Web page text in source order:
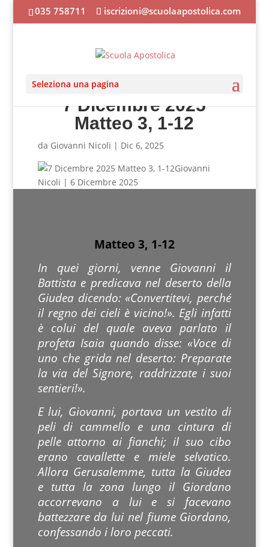
035 758711 iscrizioni@scuolaapostolica.com
Seleziona una pagina
7 Dicembre 2025
Matteo 3, 1-12
da Giovanni Nicoli | Dic 6, 2025
Giovanni
Nicoli | 6 Dicembre 2025
Matteo 3, 1-12
In quei giorni, venne Giovanni il
Battista e predicava nel deserto della
Giudea dicendo: «Convertitevi, perché
il regno dei cieli è vicino!». Egli infatti
è colui del quale aveva parlato il
profeta Isaia quando disse: «Voce di
uno che grida nel deserto: Preparate
la via del Signore, raddrizzate i suoi
sentieri!».
E lui, Giovanni, portava un vestito di
peli di cammello e una cintura di
pelle attorno ai fianchi; il suo cibo
erano cavallette e miele selvatico.
Allora Gerusalemme, tutta la Giudea
e tutta la zona lungo il Giordano
accorrevano a lui e si facevano
battezzare da lui nel fiume Giordano,
confessando i loro peccati.